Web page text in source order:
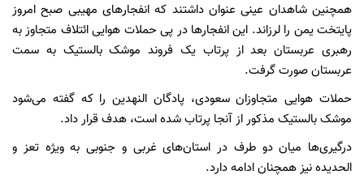
همچنین شاهدان عینی عنوان داشتند که انفجارهای مهیبی صبح امروز
پایتخت یمن را لرزاند. این انفجارها در پی حملات هوایی ائتلاف متجاوز به
رهبری عربستان بعد از پرتاب یک فروند موشک بالستیک به سمت
عربستان صورت گرفت.
حملات هوایی متجاوزان سعودی، پادگان النهدین را که گفته می‌شود
موشک بالستیک مذکور از آنجا پرتاب شده است، هدف قرار داد.
درگیری‌ها میان دو طرف در استان‌های غربی و جنوبی به ویژه تعز و
الحدیده نیز همچنان ادامه دارد.